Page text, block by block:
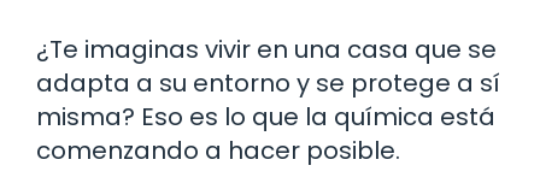
¿Te imaginas vivir en una casa que se
adapta a su entorno y se protege a sí
misma? Eso es lo que la química está
comenzando a hacer posible.